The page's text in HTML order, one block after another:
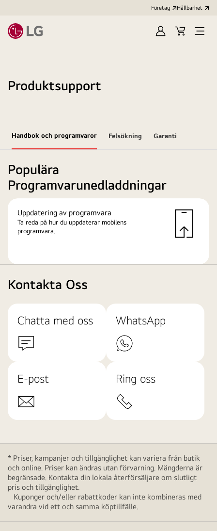
Företag Hållbarhet
LoggaKundvagn
Produktsupport
Handbok och programvaror Felsökning Garanti
Populära
Programvarunedladdningar
Uppdatering av programvara
Ta reda på hur du uppdaterar mobilens
programvara.
Kontakta Oss
Chatta med oss WhatsApp
E-post Ring oss
* Priser, kampanjer och tillgänglighet kan variera från butik
och online. Priser kan ändras utan förvarning. Mängderna är
begränsade. Kontakta din lokala återförsäljare om slutligt
pris och tillgänglighet.
Kuponger och/eller rabattkoder kan inte kombineras med
varandra vid ett och samma köptillfälle.